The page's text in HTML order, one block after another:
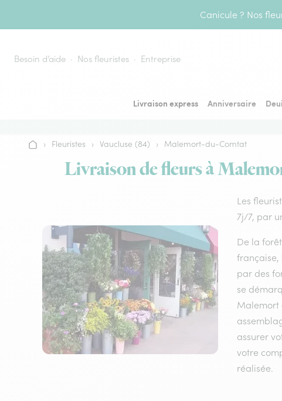
Canicule ? Nos
Besoin d’aide Nos fleuristes Entreprise
Livraison express Anniversaire
Accueil
› Fleuristes › Vaucluse (84) › Malemort-du-Comtat
Livraison de fleurs à
Les
7j/7, par
De la
française,
par des
se
Malemort
assurer
votre
réalisée.